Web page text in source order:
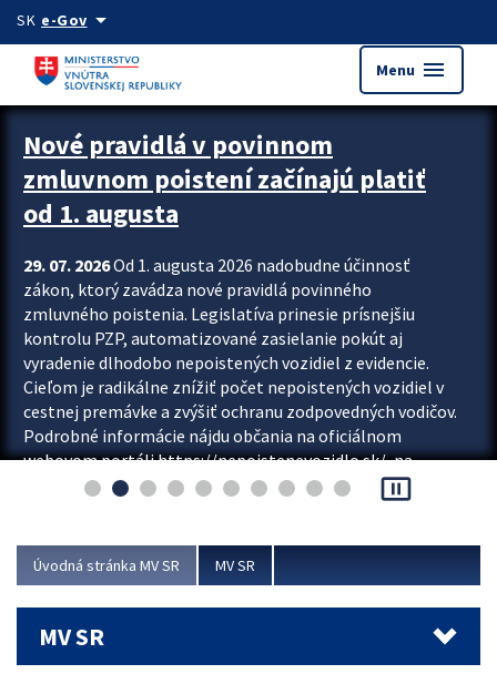
Preskocit na hlavný obsah
SK e-Govarrow_drop_down
Menu menu
Zastavit automatický posun upútavok
Nové pravidlá v povinnom
zmluvnom poistení začínajú platiť
od 1. augusta
29. 07. 2026Od 1. augusta 2026 nadobudne účinnosť
zákon, ktorý zavádza nové pravidlá povinného
zmluvného poistenia. Legislatíva prinesie prísnejšiu
kontrolu PZP, automatizované zasielanie pokút aj
vyradenie dlhodobo nepoistených vozidiel z evidencie.
Cieľom je radikálne znížiť počet nepoistených vozidiel v
cestnej premávke a zvýšiť ochranu zodpovedných vodičov.
Podrobné informácie nájdu občania na oficiálnom
webovom portáli https://nepoistenevozidlo.sk/, na
ktorom od augusta pribudne aj možnosť overiť si...
pause_presentation
Úvodná stránka MV SR MV SR
MV SR